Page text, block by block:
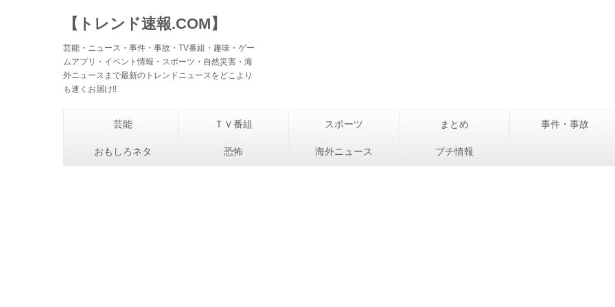
【トレンド速報.COM】
芸能・ニュース・事件・事故・TV番組・趣味・ゲー
ムアプリ・イベント情報・スポーツ・自然災害・海
外ニュースまで最新のトレンドニュースをどこより
も速くお届け!!
芸能 ＴＶ番組 スポーツ まとめ 事件・事故
おもしろネタ 恐怖 海外ニュース プチ情報